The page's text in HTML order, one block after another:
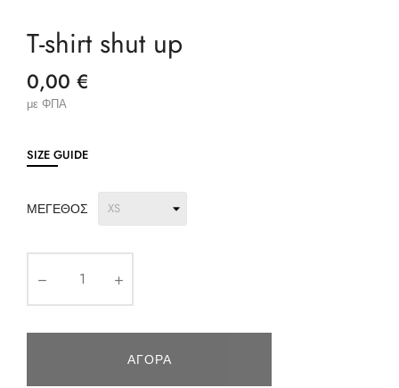
T-shirt shut up
0,00 €
με ΦΠΑ
SIZE GUIDE
ΜΈΓΕΘΟΣ
ΑΓΟΡΆ